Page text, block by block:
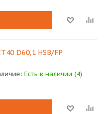
D60,1 HSB/FP
Есть в наличии (4)